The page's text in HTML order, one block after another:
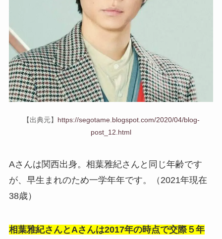
【出典元】 https://segotame.blogspot.com/2020/04/blog-
post_12.html
Aさんは関西出身。相葉雅紀さんと同じ年齢です
が、早生まれのため一学年年です。（2021年現在
38歳）
相葉雅紀さんとAさんは2017年の時点で交際５年